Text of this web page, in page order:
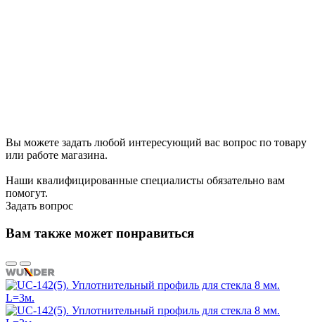
Вы можете задать любой интересующий вас вопрос по товару
или работе магазина.
Наши квалифицированные специалисты обязательно вам
помогут.
Задать вопрос
Вам также может понравиться